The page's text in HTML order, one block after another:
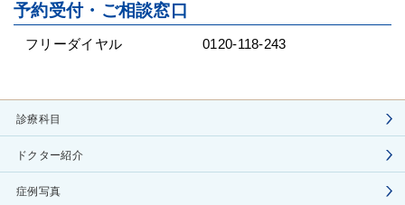
予約受付・ご相談窓口
フリーダイヤル 0120-118-243
診療科目
ドクター紹介
症例写真